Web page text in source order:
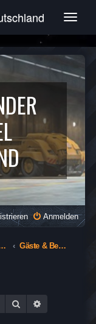
T
g
e
v
g
a
t
i
o
n
Anmelden
Bereich Gäste & Besucher
Suche